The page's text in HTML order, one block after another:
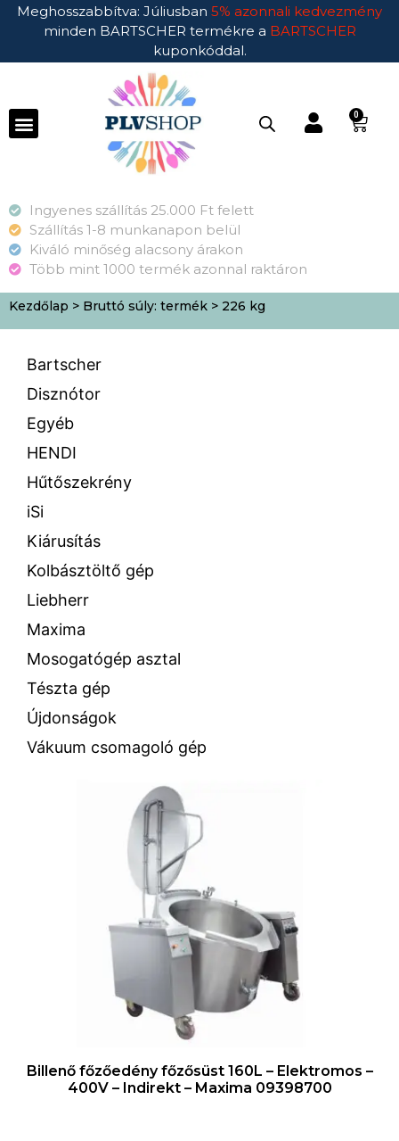
Meghosszabbítva: Júliusban 5% azonnali kedvezmény
minden BARTSCHER termékre a BARTSCHER
kuponkóddal.
0
Ingyenes szállítás 25.000 Ft felett
Szállítás 1-8 munkanapon belül
Kiváló minőség alacsony árakon
Több mint 1000 termék azonnal raktáron
Kezdőlap > Bruttó súly: termék > 226 kg
Bartscher
Disznótor
Egyéb
HENDI
Hűtőszekrény
iSi
Kiárusítás
Kolbásztöltő gép
Liebherr
Maxima
Mosogatógép asztal
Tészta gép
Újdonságok
Vákuum csomagoló gép
Billenő főzőedény főzősüst 160L – Elektromos –
400V – Indirekt – Maxima 09398700